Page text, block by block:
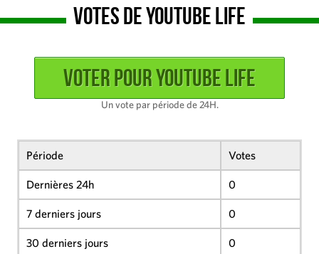
Votes de Youtube Life
Un vote par période de 24H.
Période Votes
Dernières 24h 0
7 derniers jours 0
30 derniers jours 0